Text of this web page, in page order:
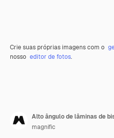
Crie suas próprias imagens com o
nosso editor de fotos.
Alto ângulo de lâminas de
magnific